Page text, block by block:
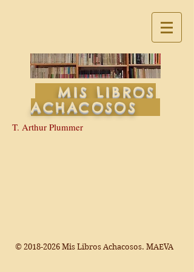
MIS LIBROS
ACHACOSOS
T. Arthur Plummer
© 2018-2026 Mis Libros Achacosos. MAEVA